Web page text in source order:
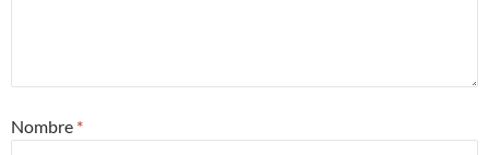
Nombre *